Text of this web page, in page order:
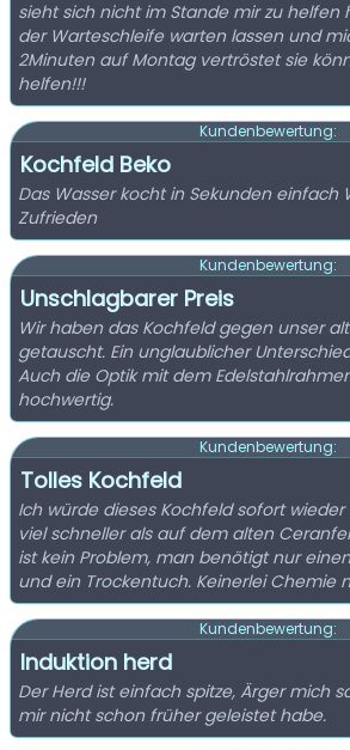
sieht sich nicht im Stande mir zu helfen
der Warteschleife warten lassen und
2Minuten auf Montag vertröstet sie
helfen!!!
Kundenbewertung:
Kochfeld Beko
Das Wasser kocht in Sekunden einfach
Zufrieden
Kundenbewertung:
Unschlagbarer Preis
Wir haben das Kochfeld gegen unser
getauscht. Ein unglaublicher
Auch die Optik mit dem
hochwertig.
Kundenbewertung:
Tolles Kochfeld
Ich würde dieses Kochfeld sofort wieder
viel schneller als auf dem alten
ist kein Problem, man benötigt nur
und ein Trockentuch. Keinerlei Chemie
Kundenbewertung:
Induktion herd
Der Herd ist einfach spitze, Ärger mich
mir nicht schon früher geleistet habe.